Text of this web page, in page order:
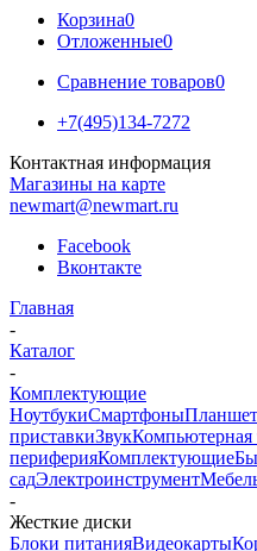
Корзина0
Отложенные0
Сравнение товаров0
+7(495)134-7272
Контактная информация
Магазины на карте
newmart@newmart.ru
Facebook
Вконтакте
Главная
-
Каталог
-
Комплектующие
НоутбукиСмартфоны
приставкиЗвукКомпьютерная
периферияКомплектующие
садЭлектроинструмент
-
Жесткие диски
Блоки питанияВидеокарты